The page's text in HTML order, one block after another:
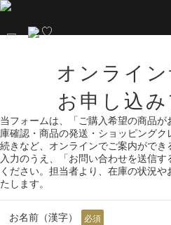
オンライ
お申し込
当フォームは、「ご購入希望の商品
庫確認・商品の発送・ショッピング
続きなど、オンラインでご案内がで
入力のうえ、「お問い合わせを送信
ください。担当者より、在庫の状況
たします。
お名前（漢字） 必須